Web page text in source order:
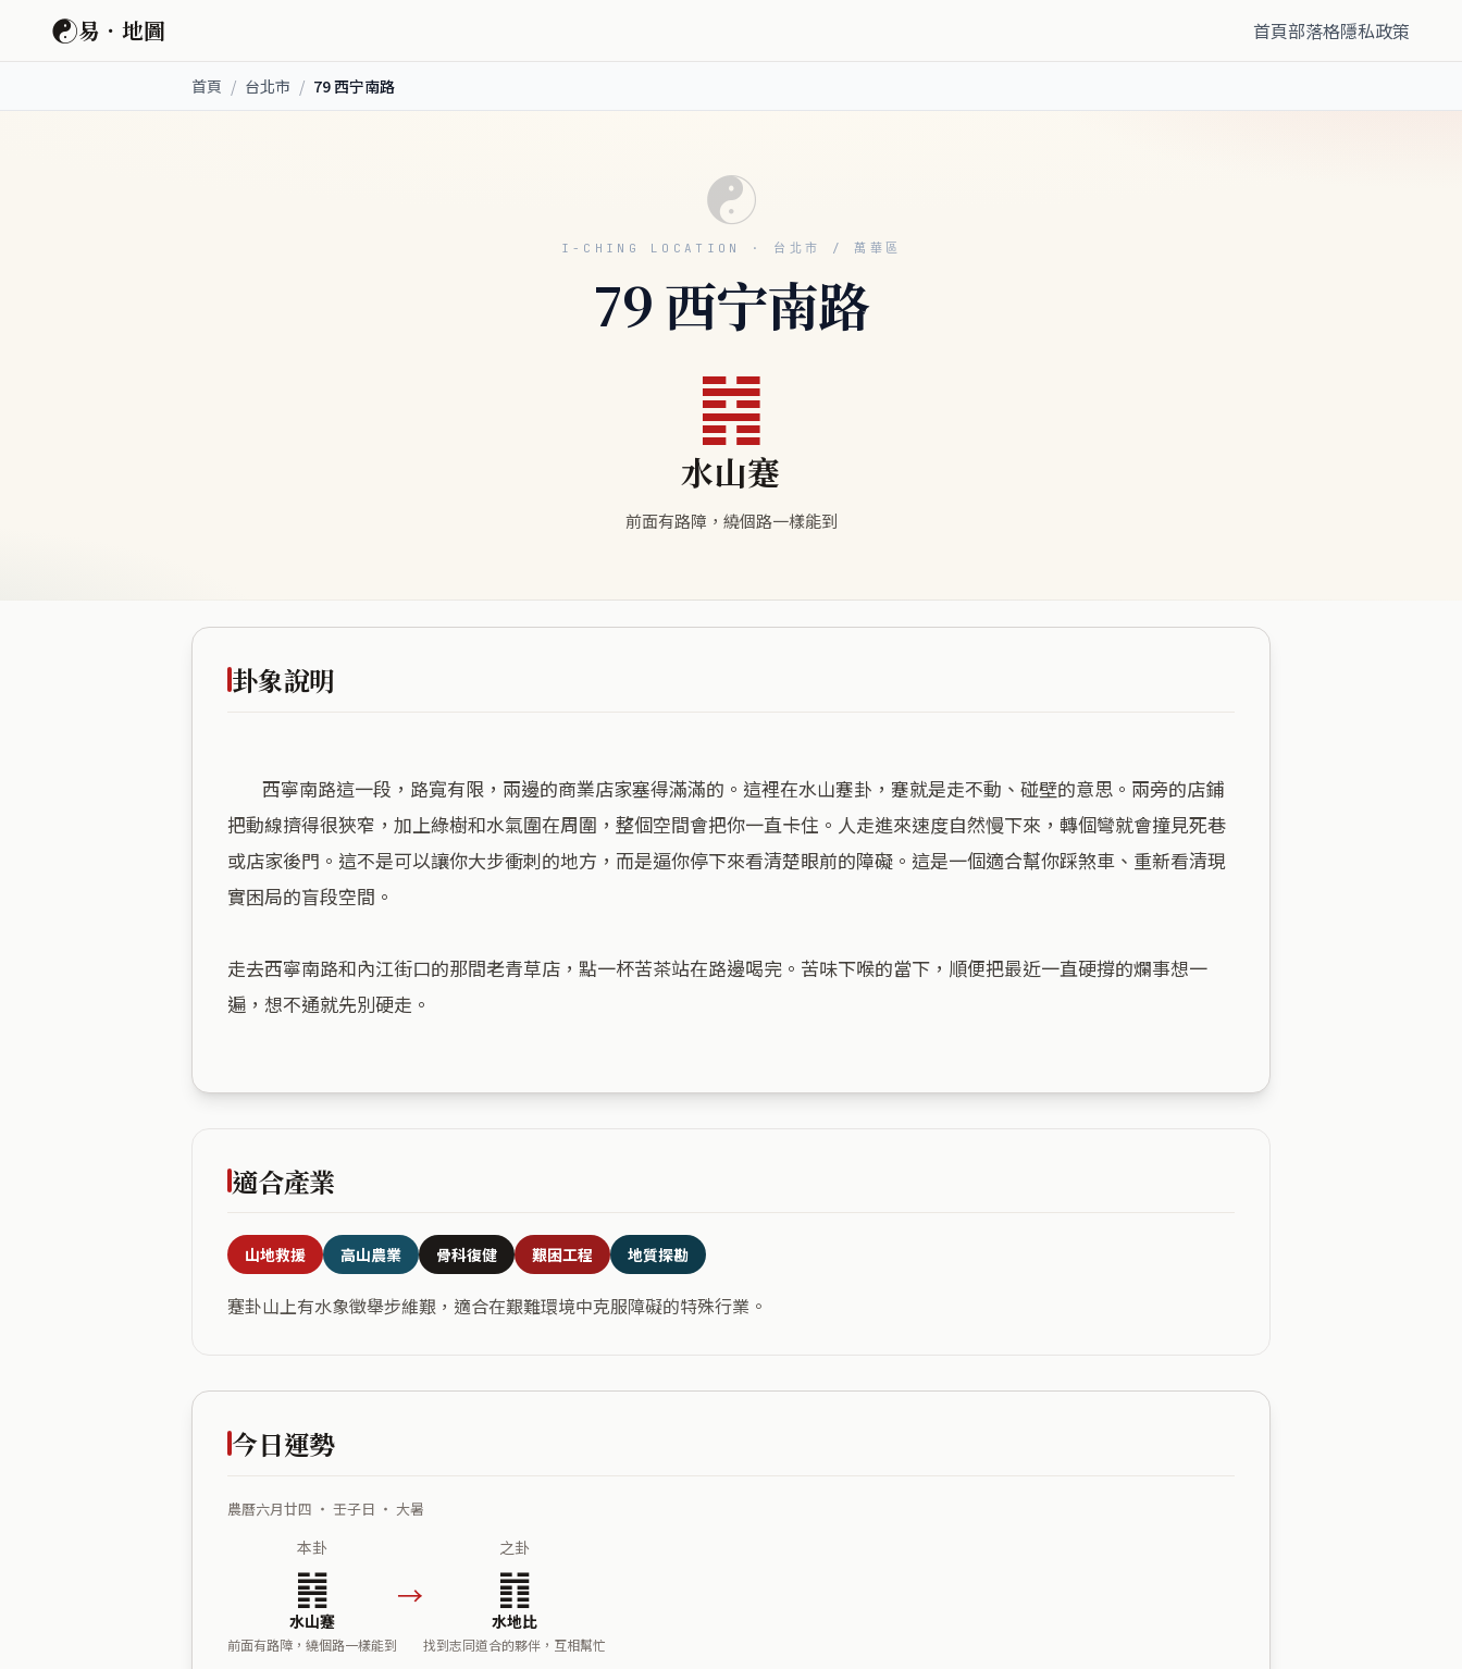
☯易．地圖 首頁部落格隱私政策
首頁 / 台北市 / 79 西宁南路
☯
I-CHING LOCATION · 台北市 / 萬華區
79 西宁南路
䷦
水山蹇
前面有路障，繞個路一樣能到
卦象說明
把動線擠得很狹窄，加上綠樹和水氣圍在周圍，整個空間會把你一直卡住。人走進來速度自然慢下來，轉個彎就會撞見死巷
或店家後門。這不是可以讓你大步衝刺的地方，而是逼你停下來看清楚眼前的障礙。這是一個適合幫你踩煞車、重新看清現
實困局的盲段空間。
走去西寧南路和內江街口的那間老青草店，點一杯苦茶站在路邊喝完。苦味下喉的當下，順便把最近一直硬撐的爛事想一
遍，想不通就先別硬走。
適合產業
山地救援 高山農業 骨科復健 艱困工程 地質探勘
蹇卦山上有水象徵舉步維艱，適合在艱難環境中克服障礙的特殊行業。
今日運勢
農曆六月廿四 ・ 壬子日 ・ 大暑
本卦
䷦
水山蹇
前面有路障，繞個路一樣能到
→
之卦
䷇
水地比
找到志同道合的夥伴，互相幫忙